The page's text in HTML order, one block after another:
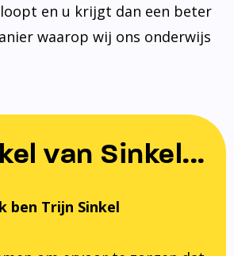
en u krijgt dan een beter
waarop wij ons onderwijs
van Sinkel...
ben Trijn Sinkel